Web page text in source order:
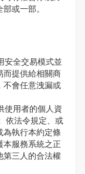
或一部。
安全交易模式並
而提供給相關商
不會任意洩漏或
使用者的個人資
依法令規定、或
為執行本約定條
本服務系統之正
第三人的合法權